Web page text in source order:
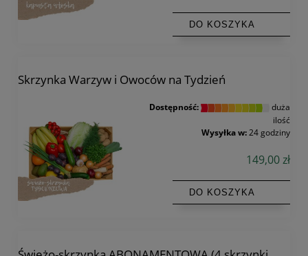
DO KOSZYKA
Skrzynka Warzyw i Owoców na Tydzień
Dostępność:
duża
ilość
Wysyłka w:24 godziny
149,00 zł
DO KOSZYKA